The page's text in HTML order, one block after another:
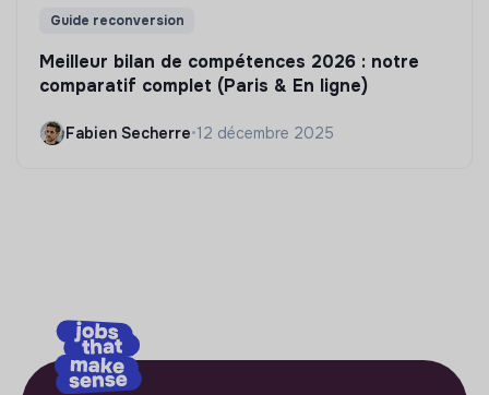
Guide reconversion
Meilleur bilan de compétences 2026 : notre
comparatif complet (Paris & En ligne)
Fabien Secherre•12 décembre 2025